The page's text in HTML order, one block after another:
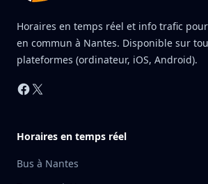
Horaires en temps réel et info trafic
en commun à Nantes. Disponible sur
plateformes (ordinateur, iOS, Android).
Facebook
X
Horaires en temps réel
Bus à Nantes